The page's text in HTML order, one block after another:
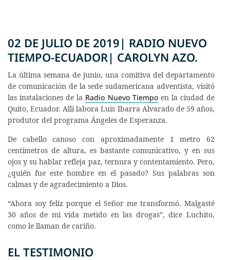
02 DE JULIO DE 2019| RADIO NUEVO
TIEMPO-ECUADOR| CAROLYN AZO.
La última semana de junio, una comitiva del departamento
de comunicación de la sede sudamericana adventista, visitó
las instalaciones de la Radio Nuevo Tiempoen la ciudad de
Quito, Ecuador. Allí labora Luis Ibarra Alvarado de 59 años,
produtor del programa Ángeles de Esperanza.
De cabello canoso con aproximadamente 1 metro 62
centímetros de altura, es bastante comunicativo, y en sus
ojos y su hablar refleja paz, ternura y contentamiento. Pero,
¿quién fue este hombre en el pasado? Sus palabras son
calmas y de agradecimiento a Dios.
“Ahora soy feliz porque el Señor me transformó. Malgasté
30 años de mi vida metido en las drogas”, dice Luchito,
como le llaman de cariño.
EL TESTIMONIO